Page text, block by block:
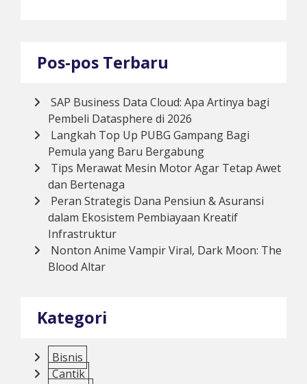
Pos-pos Terbaru
SAP Business Data Cloud: Apa Artinya bagi
Pembeli Datasphere di 2026
Langkah Top Up PUBG Gampang Bagi
Pemula yang Baru Bergabung
Tips Merawat Mesin Motor Agar Tetap Awet
dan Bertenaga
Peran Strategis Dana Pensiun & Asuransi
dalam Ekosistem Pembiayaan Kreatif
Infrastruktur
Nonton Anime Vampir Viral, Dark Moon: The
Blood Altar
Kategori
Bisnis
Cantik